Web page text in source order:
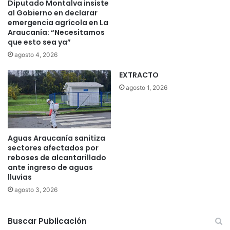
Diputado Montalva insiste
al Gobierno en declarar
emergencia agrícola en La
Araucanía: “Necesitamos
que esto sea ya”
agosto 4, 2026
Aguas Araucanía sanitiza
sectores afectados por
reboses de alcantarillado
ante ingreso de aguas
lluvias
agosto 3, 2026
EXTRACTO
agosto 1, 2026
Buscar Publicación